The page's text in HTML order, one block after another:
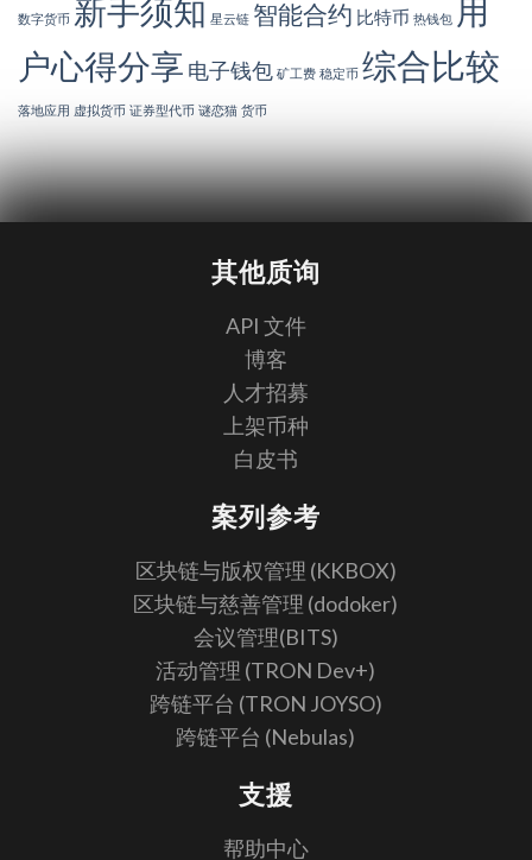
数字货币 新手须知 星云链 智能合约 比特币 热钱包 用
户心得分享 电子钱包 矿工费 稳定币 综合比较
落地应用 虚拟货币 证券型代币 谜恋猫 货币
其他质询
API 文件
博客
人才招募
上架币种
白皮书
案列参考
区块链与版权管理 (KKBOX)
区块链与慈善管理 (dodoker)
会议管理(BITS)
活动管理 (TRON Dev+)
跨链平台 (TRON JOYSO)
跨链平台 (Nebulas)
支援
帮助中心